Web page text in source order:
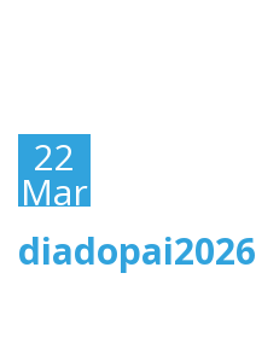
22
Março,
2026
diadopai2026